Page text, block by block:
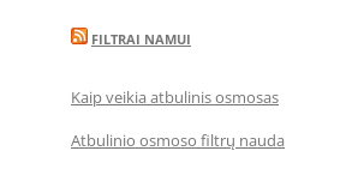
FILTRAI NAMUI
Kaip veikia atbulinis osmosas
Atbulinio osmoso filtrų nauda